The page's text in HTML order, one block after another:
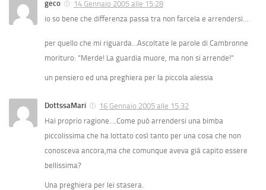
geco
14 Gennaio 2005 alle 15:28
io so bene che differenza passa tra non farcela e arrendersi…
per quello che mi riguarda…Ascoltate le parole di Cambronne
morituro: "Merde! La guardia muore, ma non si arrende!"
un pensiero ed una preghiera per la piccola alessia
DottssaMari
16 Gennaio 2005 alle 15:32
Hai proprio ragione….Come può arrendersi una bimba
piccolissima che ha lottato così tanto per una cosa che non
conosceva ancora,ma che comunque aveva già capito essere
bellissima?
Una preghiera per lei stasera.